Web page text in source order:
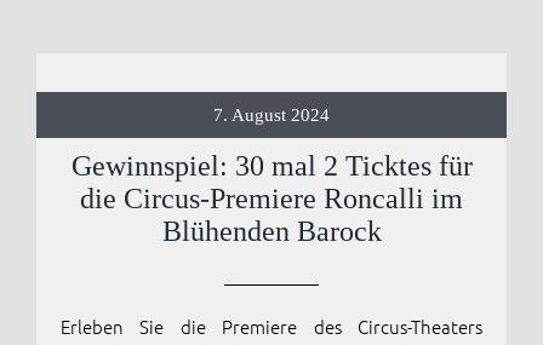
ZEITUNGSWELT
NEWSLETTER
KONTAKT
Anmelden / Registrieren
7. August 2024
Gewinnspiel: 30 mal 2 Ticktes für
die Circus-Premiere Roncalli im
Blühenden Barock
Erleben Sie die Premiere des Circus-Theaters